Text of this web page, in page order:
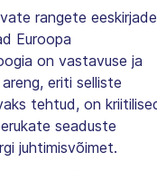
rangete eeskirjade
Euroopa
on vastavuse ja
eriti selliste
tehtud, on
seaduste
juhtimisvõimet.